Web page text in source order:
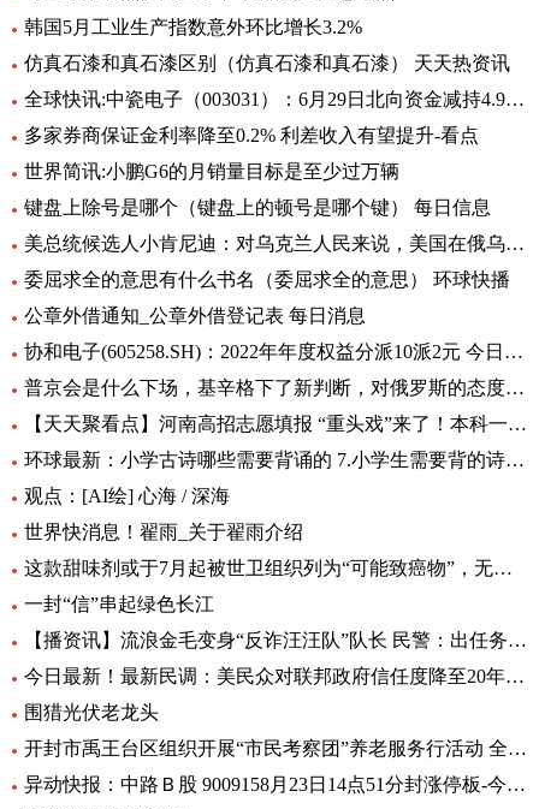
韩国5月工业生产指数意外环比增长3.2%
仿真石漆和真石漆区别（仿真石漆和真石漆） 天天热资讯
全球快讯:中瓷电子（003031）：6月29日北向资金减持4.95万股
多家券商保证金利率降至0.2% 利差收入有望提升-看点
世界简讯:小鹏G6的月销量目标是至少过万辆
键盘上除号是哪个（键盘上的顿号是哪个键） 每日信息
美总统候选人小肯尼迪：对乌克兰人民来说，美国在俄乌中扮演的角色很糟糕
委屈求全的意思有什么书名（委屈求全的意思） 环球快播
公章外借通知_公章外借登记表 每日消息
协和电子(605258.SH)：2022年年度权益分派10派2元 今日热议
普京会是什么下场，基辛格下了新判断，对俄罗斯的态度完全变了！|全球时快讯
【天天聚看点】河南高招志愿填报 “重头戏”来了！本科一批、二批志愿30日起填报
环球最新：小学古诗哪些需要背诵的 7.小学生需要背的诗词有多少首
观点：[AI绘] 心海 / 深海
世界快消息！翟雨_关于翟雨介绍
这款甜味剂或于7月起被世卫组织列为“可能致癌物”，无糖可乐、口香糖中普遍有它|全球热头条
一封“信”串起绿色长江
【播资讯】流浪金毛变身“反诈汪汪队”队长 民警：出任务都要抢“档期 ”
今日最新！最新民调：美民众对联邦政府信任度降至20年来最低水平
围猎光伏老龙头
开封市禹王台区组织开展“市民考察团”养老服务行活动 全球热消息
异动快报：中路Ｂ股 9009158月23日14点51分封涨停板-今日热搜